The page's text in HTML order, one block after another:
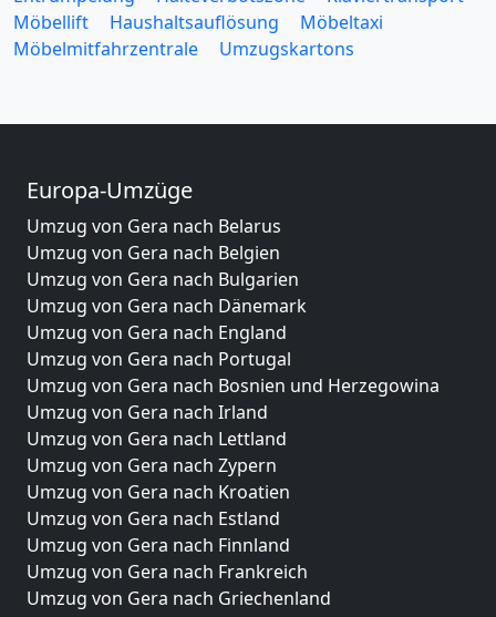
Möbellift
Haushaltsauflösung
Möbeltaxi
Möbelmitfahrzentrale
Umzugskartons
Europa-Umzüge
Umzug von Gera nach Belarus
Umzug von Gera nach Belgien
Umzug von Gera nach Bulgarien
Umzug von Gera nach Dänemark
Umzug von Gera nach England
Umzug von Gera nach Portugal
Umzug von Gera nach Bosnien und Herzegowina
Umzug von Gera nach Irland
Umzug von Gera nach Lettland
Umzug von Gera nach Zypern
Umzug von Gera nach Kroatien
Umzug von Gera nach Estland
Umzug von Gera nach Finnland
Umzug von Gera nach Frankreich
Umzug von Gera nach Griechenland